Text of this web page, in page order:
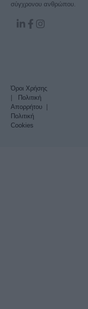
σύγχρονου ανθρώπου.
Όροι Χρήσης
Πολιτική
Απορρήτου
Πολιτική
Cookies